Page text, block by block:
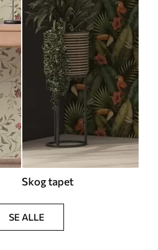
Skog tapet
SE ALLE